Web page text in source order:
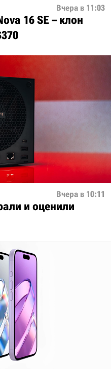
Вчера в 11:03
16 SE – клон
Вчера в 10:11
и оценили